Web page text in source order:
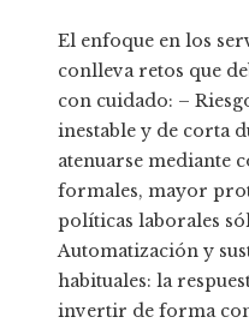
El enfoque en los
conlleva retos que
con cuidado: –
inestable y de corta
atenuarse mediante
formales, mayor
políticas laborales
Automatización y
habituales: la
invertir de forma